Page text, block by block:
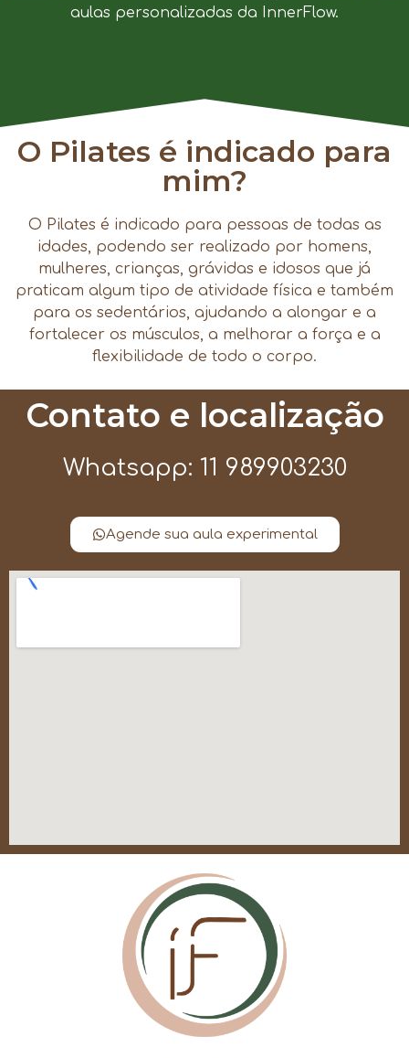
aulas personalizadas da InnerFlow.
O Pilates é indicado para
mim?
O Pilates é indicado para pessoas de todas as
idades, podendo ser realizado por homens,
mulheres, crianças, grávidas e idosos que já
praticam algum tipo de atividade física e também
para os sedentários, ajudando a alongar e a
fortalecer os músculos, a melhorar a força e a
flexibilidade de todo o corpo.
Contato e localização
Whatsapp: 11 989903230
Agende sua aula experimental